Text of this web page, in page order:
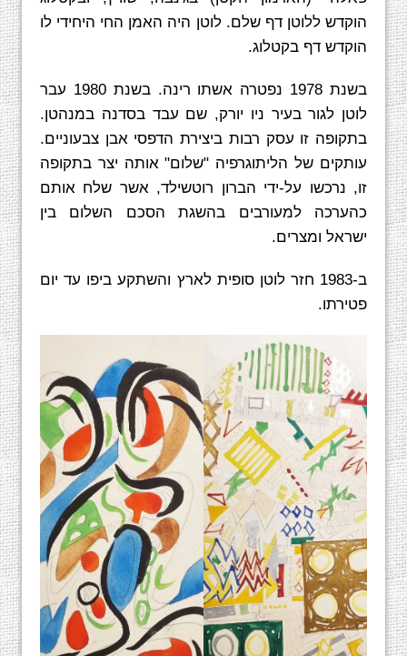
הוקדש ללוטן דף שלם. לוטן היה האמן החי היחידי לו
הוקדש דף בקטלוג.
בשנת 1978 נפטרה אשתו רינה. בשנת 1980 עבר
לוטן לגור בעיר ניו יורק, שם עבד בסדנה במנהטן.
בתקופה זו עסק רבות ביצירת הדפסי אבן צבעוניים.
עותקים של הליתוגרפיה "שלום" אותה יצר בתקופה
זו, נרכשו על-ידי הברון רוטשילד, אשר שלח אותם
כהערכה למעורבים בהשגת הסכם השלום בין
ישראל ומצרים.
ב-1983 חזר לוטן סופית לארץ והשתקע ביפו עד יום
פטירתו.